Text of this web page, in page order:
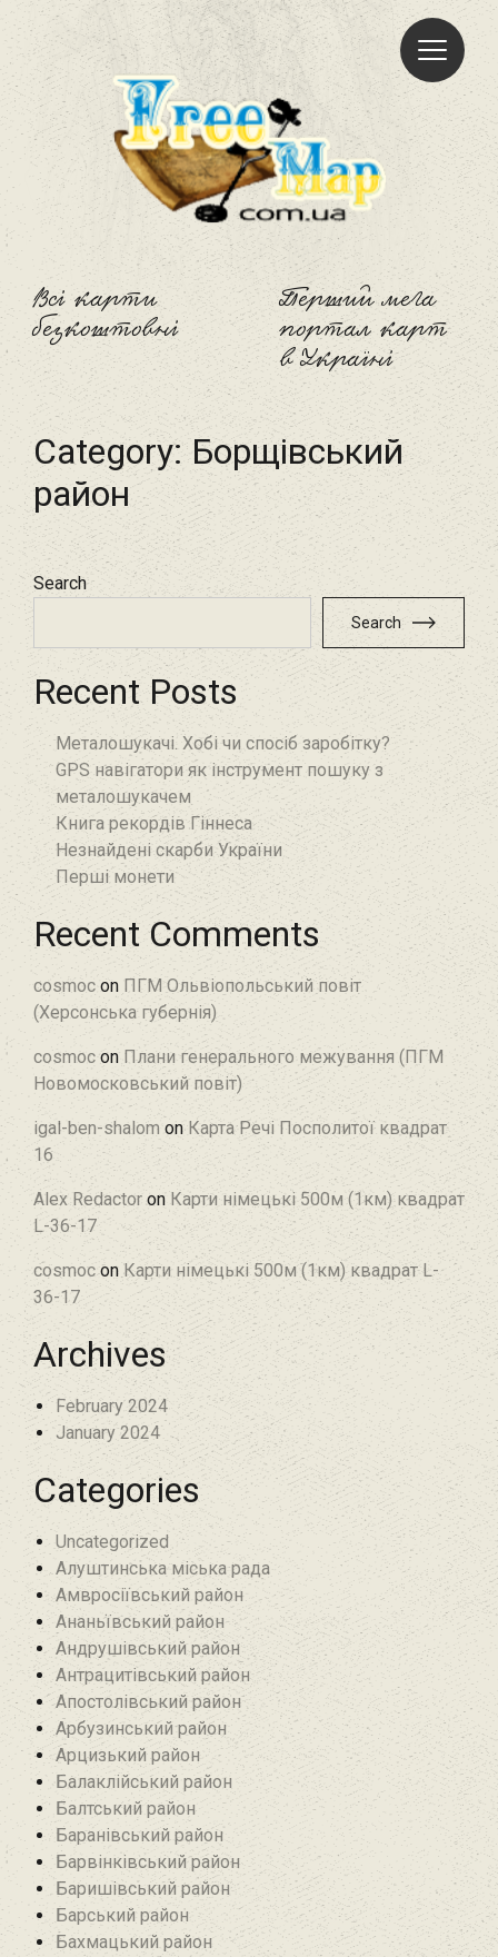
Всі карти
безкоштовні
Freemap
Перший мега
портал карт
в Україні
Category:Борщівський
район‎
Search
Search
Recent Posts
Металошукачі. Хобі чи спосіб заробітку?
GPS навігатори як інструмент пошуку з
металошукачем
Книга рекордів Гіннеса
Незнайдені скарби України
Перші монети
Recent Comments
cosmoc on ПГМ Ольвіопольський повіт
(Херсонська губернія)
cosmoc on Плани генерального межування (ПГМ
Новомосковський повіт)
igal-ben-shalom on Карта Речі Посполитої квадрат
16
Alex Redactor on Карти німецькі 500м (1км) квадрат
L-36-17
cosmoc on Карти німецькі 500м (1км) квадрат L-
36-17
Archives
February 2024
January 2024
Categories
Uncategorized
Алуштинська міська рада
Амвросіївський район
Ананьївський район‎
Андрушівський район‎
Антрацитівський район‎
Апостолівський район
Арбузинський район‎
Арцизький район‎
Балаклійський район
Балтський район‎
Баранівський район‎
Барвінківський район
Баришівський район
Барський район
Бахмацький район